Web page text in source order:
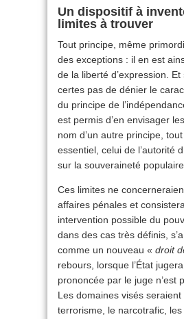
Un dispositif à
limites à trouver
Tout principe, même
des exceptions : il en est
de la liberté d’expression. Et
certes pas de dénier le
du principe de
est permis d’en envisager
nom d’un autre principe,
essentiel, celui de l’autorité
sur la souveraineté populaire.
Ces limites ne
affaires pénales et
intervention possible du
dans des cas très définis,
comme un nouveau « droit
rebours, lorsque l’État
prononcée par le juge n’est
Les domaines visés
terrorisme, le narcotrafic,